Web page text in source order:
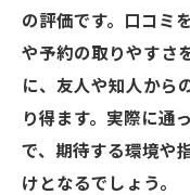
の評価です。口コミ
や予約の取りやすさ
に、友人や知人から
り得ます。実際に通
で、期待する環境や
けとなるでしょう。